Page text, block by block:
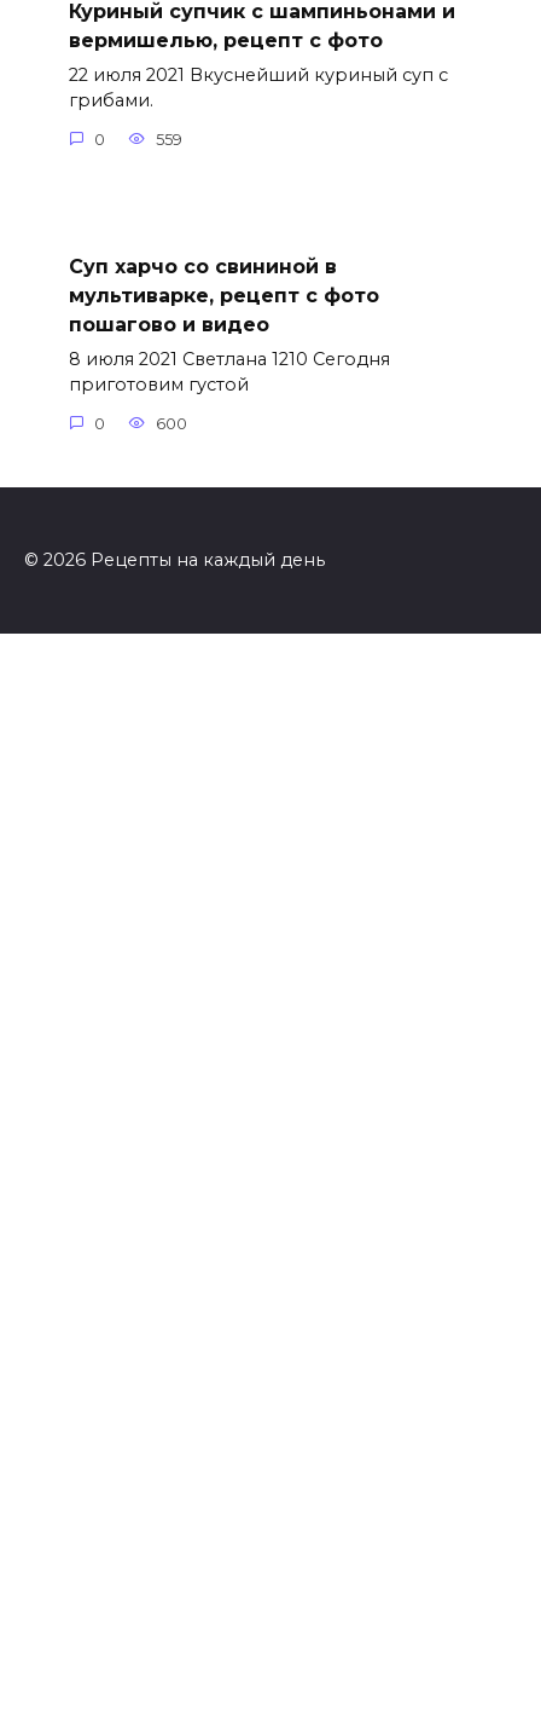
Куриный супчик с шампиньонами и
вермишелью, рецепт с фото
22 июля 2021 Вкуснейший куриный суп с
грибами.
0 559
Суп харчо со свининой в
мультиварке, рецепт с фото
пошагово и видео
8 июля 2021 Светлана 1210 Сегодня
приготовим густой
0 600
© 2026 Рецепты на каждый день